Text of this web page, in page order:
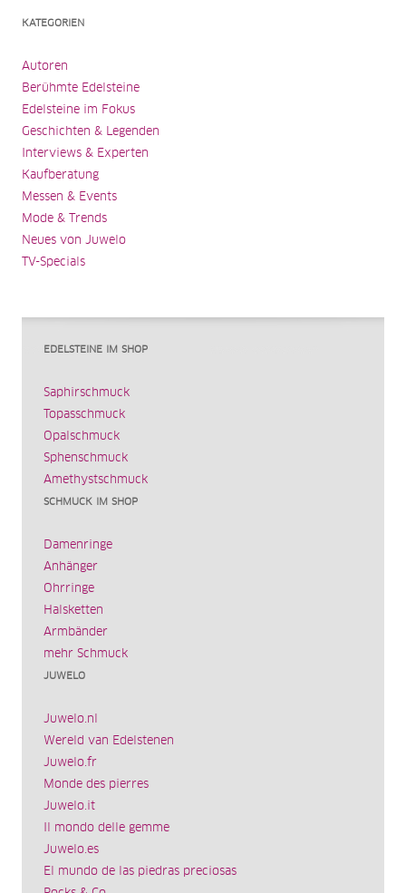
KATEGORIEN
Autoren
Berühmte Edelsteine
Edelsteine im Fokus
Geschichten & Legenden
Interviews & Experten
Kaufberatung
Messen & Events
Mode & Trends
Neues von Juwelo
TV-Specials
EDELSTEINE IM SHOP
Saphirschmuck
Topasschmuck
Opalschmuck
Sphenschmuck
Amethystschmuck
SCHMUCK IM SHOP
Damenringe
Anhänger
Ohrringe
Halsketten
Armbänder
mehr Schmuck
JUWELO
Juwelo.nl
Wereld van Edelstenen
Juwelo.fr
Monde des pierres
Juwelo.it
Il mondo delle gemme
Juwelo.es
El mundo de las piedras preciosas